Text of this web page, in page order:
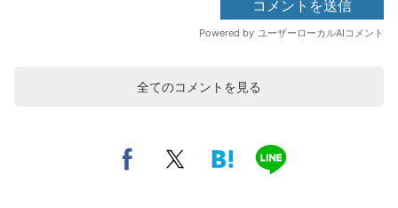
全てのコメントを見る